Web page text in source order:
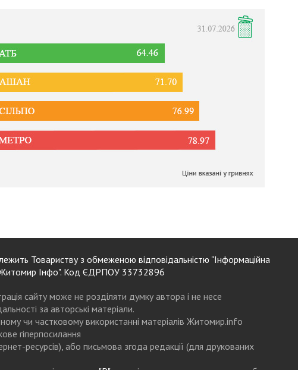
Товариству з обмеженою відповідальністю "Інформаційна
Житомир Інфо". Код ЄДРПОУ 33732896
сайту може не розділяти думку автора і не несе
за авторські матеріали.
чи частковому використанні матеріалів Житомир.info
гіперпосилання
ресурсів), або письмова згода редакції (для друкованих